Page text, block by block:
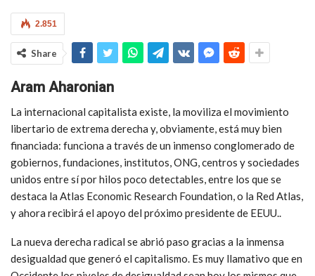
2.851
Share
Aram Aharonian
La internacional capitalista existe, la moviliza el movimiento
libertario de extrema derecha y, obviamente, está muy bien
financiada: funciona a través de un inmenso conglomerado de
gobiernos, fundaciones, institutos, ONG, centros y sociedades
unidos entre sí por hilos poco detectables, entre los que se
destaca la Atlas Economic Research Foundation, o la Red Atlas,
y ahora recibirá el apoyo del próximo presidente de EEUU..
La nueva derecha radical se abrió paso gracias a la inmensa
desigualdad que generó el capitalismo. Es muy llamativo que en